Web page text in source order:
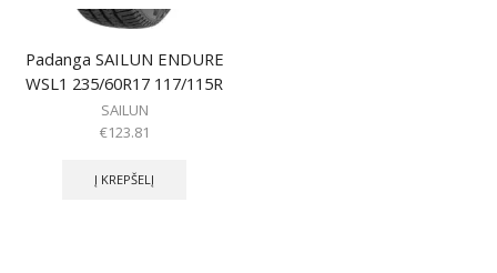
Padanga SAILUN ENDURE
WSL1 235/60R17 117/115R
SAILUN
€123.81
Į KREPŠELĮ